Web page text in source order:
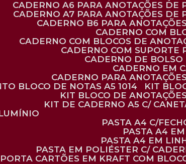
CADERNO A6 PARA ANOTAÇÕES DE
CADERNO A7 PARA ANOTAÇÕES DE
CADERNO B6 PARA
CADERNO COM
CADERNO COM BLOCOS DE
CADERNO COM SUPORTE
CADERNO DE
CADERNO EM
CADERNO PARA
BLOCO DE NOTAS A5 1014
KIT
KIT BLOCO DE
KIT DE CADERNO A5 C/
PASTA A4 C/
PASTA A4
PASTA A4 EM
PASTA EM POLIÉSTER C/
PORTA CARTÕES EM KRAFT COM